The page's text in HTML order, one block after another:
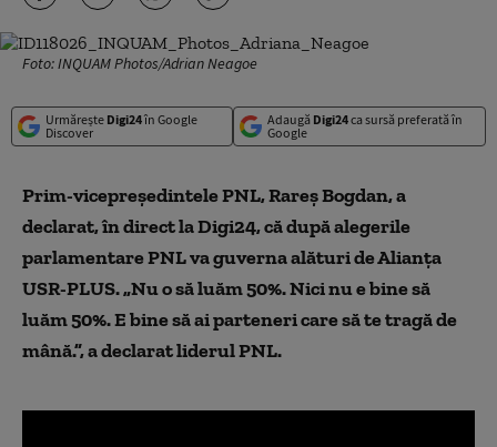
Foto: INQUAM Photos/Adrian Neagoe
Urmărește Digi24în Google
Discover
Adaugă Digi24ca sursă preferată în
Google
Prim-vicepreședintele PNL, Rareș Bogdan, a
declarat, în direct la Digi24, că după alegerile
parlamentare PNL va guverna alături de Alianța
USR-PLUS. „Nu o să luăm 50%. Nici nu e bine să
luăm 50%. E bine să ai parteneri care să te tragă de
mână.”, a declarat liderul PNL.